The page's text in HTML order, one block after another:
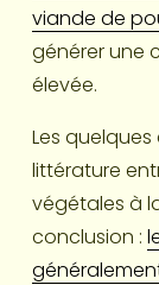
viande de
générer une
élevée.
Les
littérature
végétales à
conclusion :